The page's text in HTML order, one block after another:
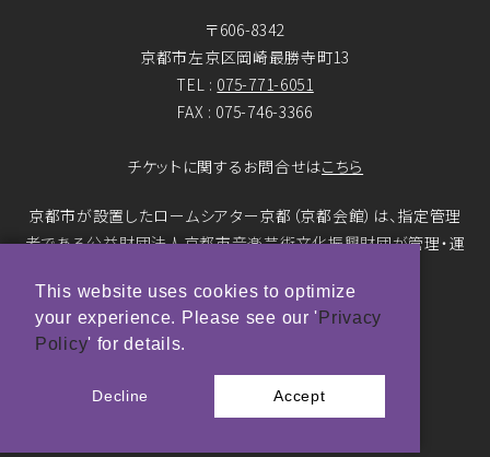
〒606-8342
京都市左京区岡崎最勝寺町13
TEL : 075-771-6051
FAX : 075-746-3366
チケットに関するお問合せはこちら
京都市が設置したロームシアター京都（京都会館）は、指定管理
者である公益財団法人京都市音楽芸術文化振興財団が管理・運
© ROHM Theatre Kyoto. All rights reserved.
トップページメインバナー 撮影：市川靖史
This website uses cookies to optimize
your experience. Please see our ' Privacy
Policy' for details.
Decline Accept